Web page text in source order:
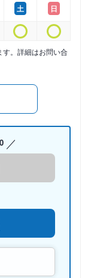
土
日
。詳細はお問い合